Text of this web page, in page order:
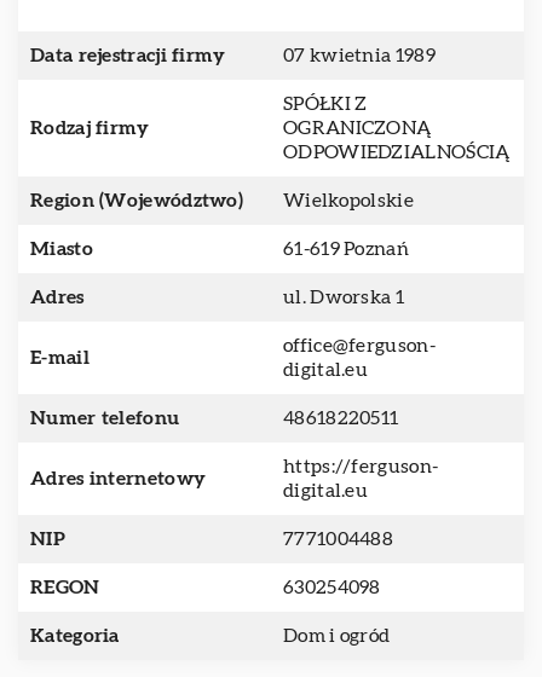
Data rejestracji firmy 07 kwietnia 1989
Rodzaj firmy
SPÓŁKI Z
OGRANICZONĄ
ODPOWIEDZIALNOŚCIĄ
Region (Województwo) Wielkopolskie
Miasto 61-619 Poznań
Adres ul. Dworska 1
E-mail
office@ferguson-
digital.eu
Numer telefonu 48618220511
Adres internetowy
https://ferguson-
digital.eu
NIP 7771004488
REGON 630254098
Kategoria Dom i ogród